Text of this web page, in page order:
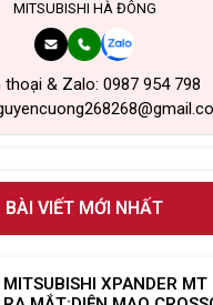
MITSUBISHI HÀ ĐÔNG
thoại & Zalo: 0987 954 798
BÀI VIẾT MỚI NHẤT
MITSUBISHI XPANDER